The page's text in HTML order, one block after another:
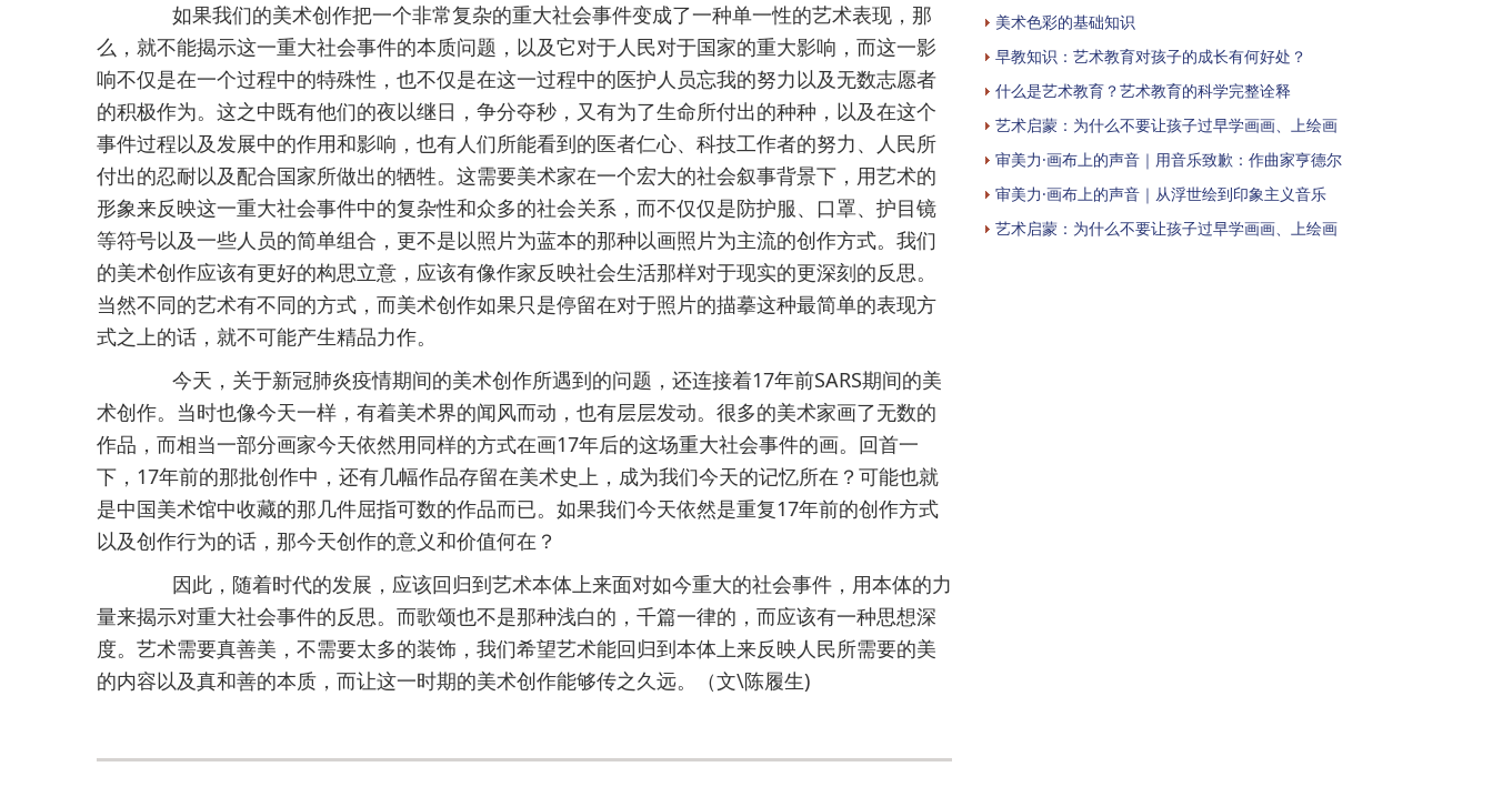
如果我们的美术创作把一个非常复杂的重大社会事件变成了一种单一性的艺术表现，那
么，就不能揭示这一重大社会事件的本质问题，以及它对于人民对于国家的重大影响，而这一影
响不仅是在一个过程中的特殊性，也不仅是在这一过程中的医护人员忘我的努力以及无数志愿者
的积极作为。这之中既有他们的夜以继日，争分夺秒，又有为了生命所付出的种种，以及在这个
事件过程以及发展中的作用和影响，也有人们所能看到的医者仁心、科技工作者的努力、人民所
付出的忍耐以及配合国家所做出的牺牲。这需要美术家在一个宏大的社会叙事背景下，用艺术的
形象来反映这一重大社会事件中的复杂性和众多的社会关系，而不仅仅是防护服、口罩、护目镜
等符号以及一些人员的简单组合，更不是以照片为蓝本的那种以画照片为主流的创作方式。我们
的美术创作应该有更好的构思立意，应该有像作家反映社会生活那样对于现实的更深刻的反思。
当然不同的艺术有不同的方式，而美术创作如果只是停留在对于照片的描摹这种最简单的表现方
式之上的话，就不可能产生精品力作。
今天，关于新冠肺炎疫情期间的美术创作所遇到的问题，还连接着17年前SARS期间的美
术创作。当时也像今天一样，有着美术界的闻风而动，也有层层发动。很多的美术家画了无数的
作品，而相当一部分画家今天依然用同样的方式在画17年后的这场重大社会事件的画。回首一
下，17年前的那批创作中，还有几幅作品存留在美术史上，成为我们今天的记忆所在？可能也就
是中国美术馆中收藏的那几件屈指可数的作品而已。如果我们今天依然是重复17年前的创作方式
以及创作行为的话，那今天创作的意义和价值何在？
因此，随着时代的发展，应该回归到艺术本体上来面对如今重大的社会事件，用本体的力
量来揭示对重大社会事件的反思。而歌颂也不是那种浅白的，千篇一律的，而应该有一种思想深
度。艺术需要真善美，不需要太多的装饰，我们希望艺术能回归到本体上来反映人民所需要的美
的内容以及真和善的本质，而让这一时期的美术创作能够传之久远。（文\陈履生)
美术色彩的基础知识
早教知识：艺术教育对孩子的成长有何好处？
什么是艺术教育？艺术教育的科学完整诠释
艺术启蒙：为什么不要让孩子过早学画画、上绘画
审美力·画布上的声音｜用音乐致歉：作曲家亨德尔
审美力·画布上的声音｜从浮世绘到印象主义音乐
艺术启蒙：为什么不要让孩子过早学画画、上绘画